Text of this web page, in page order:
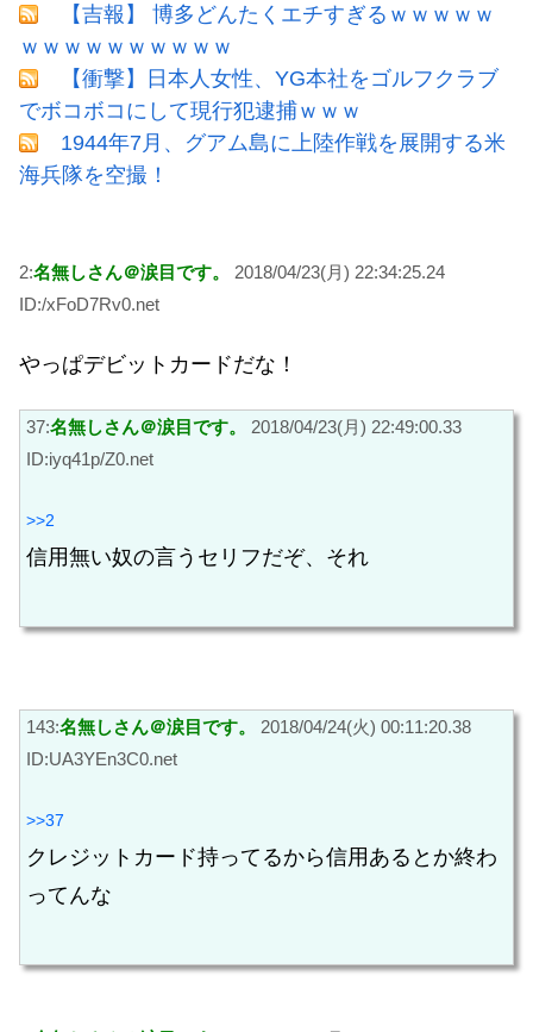
【吉報】 博多どんたくエチすぎるｗｗｗｗｗ
ｗｗｗｗｗｗｗｗｗｗ
【衝撃】日本人女性、YG本社をゴルフクラブ
でボコボコにして現行犯逮捕ｗｗｗ
1944年7月、グアム島に上陸作戦を展開する米
海兵隊を空撮！
2:名無しさん＠涙目です。
2018/04/23(月) 22:34:25.24
ID:/xFoD7Rv0.net
やっぱデビットカードだな！
37:名無しさん＠涙目です。
2018/04/23(月) 22:49:00.33
ID:iyq41p/Z0.net
>>2
信用無い奴の言うセリフだぞ、それ
143:名無しさん＠涙目です。
2018/04/24(火) 00:11:20.38
ID:UA3YEn3C0.net
>>37
クレジットカード持ってるから信用あるとか終わ
ってんな